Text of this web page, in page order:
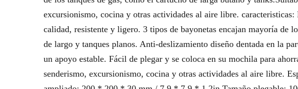
excursionismo, cocina y otras actividades al aire libre.
calidad, resistente y ligero. 3 tipos de bayonetas encajan mayoría de
de largo y tanques planos. Anti-deslizamiento diseño dentada en la
un apoyo estable. Fácil de plegar y se coloca en su mochila para
senderismo, excursionismo, cocina y otras actividades al aire libre.